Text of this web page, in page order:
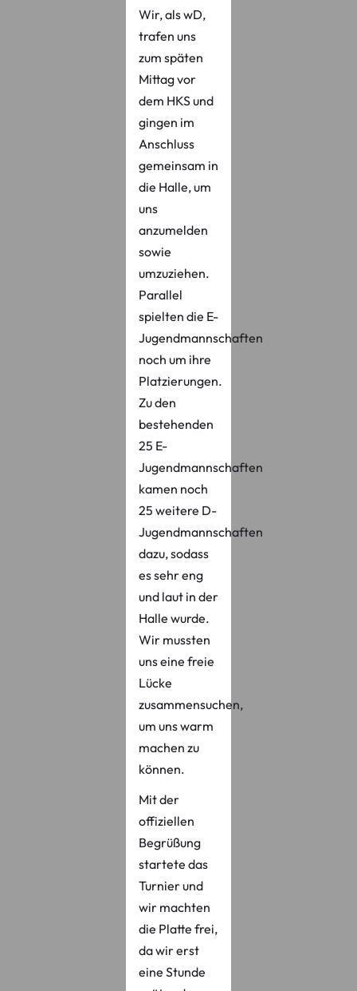
Wir, als wD,
trafen uns
zum späten
Mittag vor
dem HKS und
gingen im
Anschluss
gemeinsam in
die Halle, um
uns
anzumelden
sowie
umzuziehen.
Parallel
spielten die E-
Jugendmannschaften
noch um ihre
Platzierungen.
Zu den
bestehenden
25 E-
Jugendmannschaften
kamen noch
25 weitere D-
Jugendmannschaften
dazu, sodass
es sehr eng
und laut in der
Halle wurde.
Wir mussten
uns eine freie
Lücke
zusammensuchen,
um uns warm
machen zu
können.
Mit der
offiziellen
Begrüßung
startete das
Turnier und
wir machten
die Platte frei,
da wir erst
eine Stunde